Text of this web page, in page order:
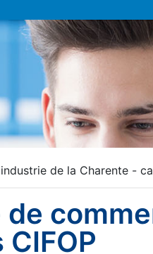
de la Charente -
de